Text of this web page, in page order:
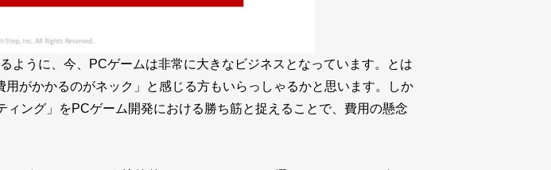
ように、今、PCゲームは非常に大きなビジネスとなっています。とは
がかかるのがネック」と感じる方もいらっしゃるかと思います。しか
ング」をPCゲーム開発における勝ち筋と捉えることで、費用の懸念